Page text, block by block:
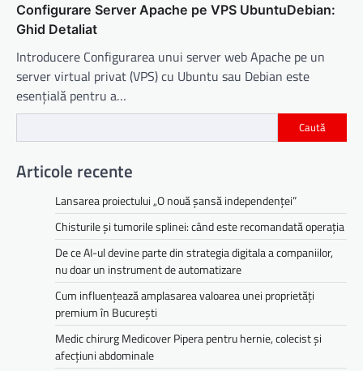
Configurare Server Apache pe VPS UbuntuDebian:
Ghid Detaliat
Introducere Configurarea unui server web Apache pe un
server virtual privat (VPS) cu Ubuntu sau Debian este
esențială pentru a…
Caută
Articole recente
Lansarea proiectului „O nouă șansă independenței”
Chisturile și tumorile splinei: când este recomandată operația
De ce AI-ul devine parte din strategia digitala a companiilor,
nu doar un instrument de automatizare
Cum influențează amplasarea valoarea unei proprietăți
premium în București
Medic chirurg Medicover Pipera pentru hernie, colecist și
afecțiuni abdominale